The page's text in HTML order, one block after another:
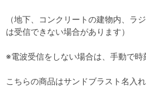
（地下、コンクリートの建物内、ラ
は受信できない場合があります）
※電波受信をしない場合は、手動で時
こちらの商品はサンドブラスト名入れ